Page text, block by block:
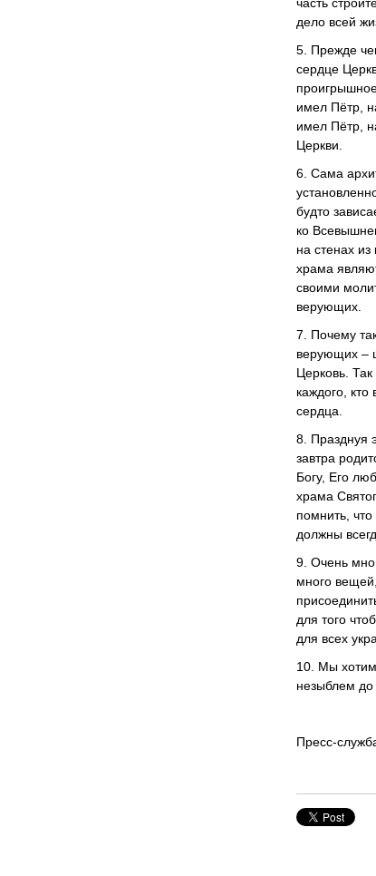
дело всей
5. Прежде
сердце
имел Пётр,
имел Пётр,
Церкви.
6. Сама
будто
ко
на стенах
храма
своими
верующих.
7. Почему
верующих –
Церковь. Так
каждого,
сердца.
8. Празднуя
завтра
Богу, Его
храма
помнить,
должны
9. Очень
много
для того
для всех
10. Мы
незыблем до
Пресс-